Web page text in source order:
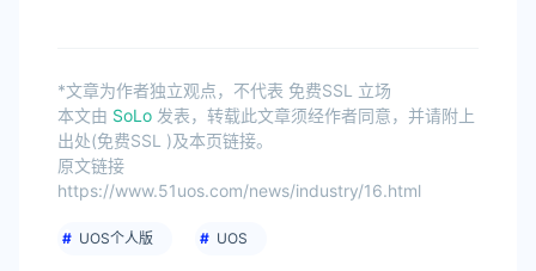
*文章为作者独立观点，不代表 免费SSL 立场
本文由 SoLo 发表，转载此文章须经作者同意，并请附上
出处(免费SSL )及本页链接。
原文链接
https://www.51uos.com/news/industry/16.html
UOS个人版 UOS